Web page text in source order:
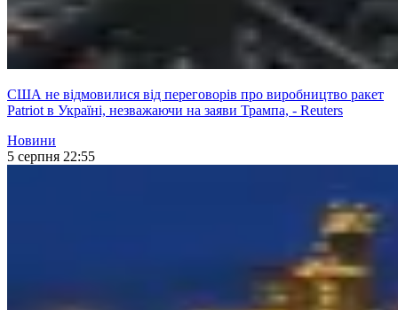
США не відмовилися від переговорів про виробництво ракет
Patriot в Україні, незважаючи на заяви Трампа, - Reuters
Новини
5 серпня 22:55